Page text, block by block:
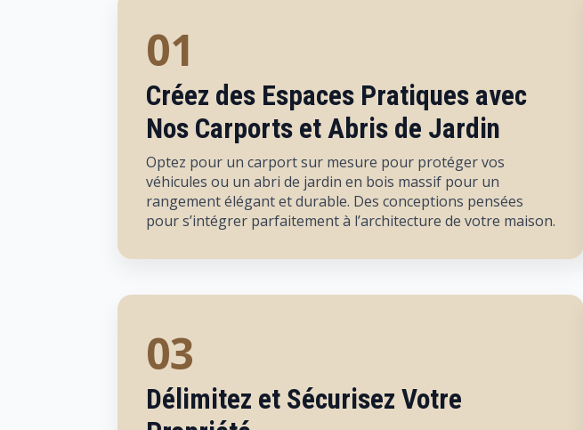
01
Créez des Espaces Pratiques avec
Nos Carports et Abris de Jardin
Optez pour un carport sur mesure pour protéger vos
véhicules ou un abri de jardin en bois massif pour un
rangement élégant et durable. Des conceptions pensées
pour s’intégrer parfaitement à l’architecture de votre maison.
03
Délimitez et Sécurisez Votre
Propriété